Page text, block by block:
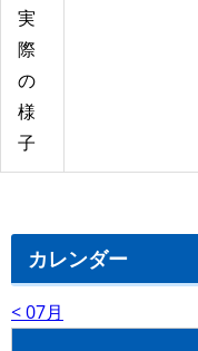
実
際
の
様
子
カレンダー
< 07月